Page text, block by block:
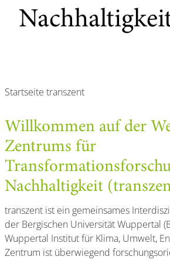
Startseite transzent
Willkommen auf der
Zentrums für
Nachhaltigkeit
transzent ist ein gemeinsames
der Bergischen Universität Wuppertal
Wuppertal Institut für Klima, Umwelt,
Zentrum ist überwiegend